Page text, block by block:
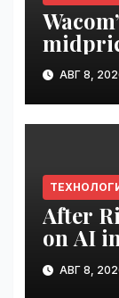
digital
АВГ 8,
After
on AI
АВГ 8,